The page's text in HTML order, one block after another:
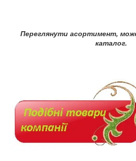
Переглянути асортимент,
каталог.